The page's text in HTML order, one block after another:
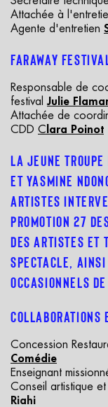
Attachée à
Agente d'entretien
FARAWAY F
Responsable de
festivalJulie
Attachée de
CDD C lara Poinot
La Jeunetroupe
et Yasmine N
artistesi
Promotion27
desartistes et
spectacle, a
occasionnels de
COLLABORATIONS
Concession
Comédie
Enseignant
Conseil artistique et
Riahi